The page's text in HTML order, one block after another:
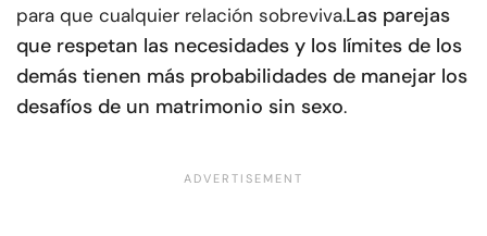
para que cualquier relación sobreviva.Las parejas
que respetan las necesidades y los límites de los
demás tienen más probabilidades de manejar los
desafíos de un matrimonio sin sexo.